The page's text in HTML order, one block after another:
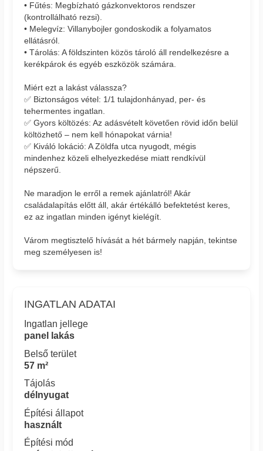
• Fűtés: Megbízható gázkonvektoros rendszer
(kontrollálható rezsi).
• Melegvíz: Villanybojler gondoskodik a folyamatos
ellátásról.
• Tárolás: A földszinten közös tároló áll rendelkezésre a
kerékpárok és egyéb eszközök számára.
Miért ezt a lakást válassza?
✅ Biztonságos vétel: 1/1 tulajdonhányad, per- és
tehermentes ingatlan.
✅ Gyors költözés: Az adásvételt követően rövid időn belül
költözhető – nem kell hónapokat várnia!
✅ Kiváló lokáció: A Zöldfa utca nyugodt, mégis
mindenhez közeli elhelyezkedése miatt rendkívül
népszerű.
Ne maradjon le erről a remek ajánlatról! Akár
családalapítás előtt áll, akár értékálló befektetést keres,
ez az ingatlan minden igényt kielégít.
Várom megtisztelő hívását a hét bármely napján, tekintse
meg személyesen is!
INGATLAN ADATAI
Ingatlan jellege
panel lakás
Belső terület
57 m²
Tájolás
délnyugat
Építési állapot
használt
Építési mód